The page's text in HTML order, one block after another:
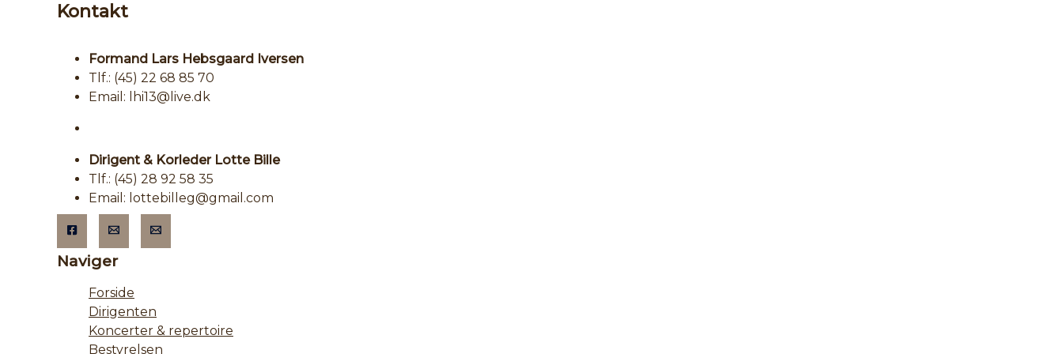
Kontakt
Formand Lars Hebsgaard Iversen
Tlf.: (45) 22 68 85 70
Email: lhi13@live.dk
Dirigent & Korleder Lotte Bille
Tlf.: (45) 28 92 58 35
Email: lottebilleg@gmail.com
Naviger
Forside
Dirigenten
Koncerter & repertoire
Bestyrelsen